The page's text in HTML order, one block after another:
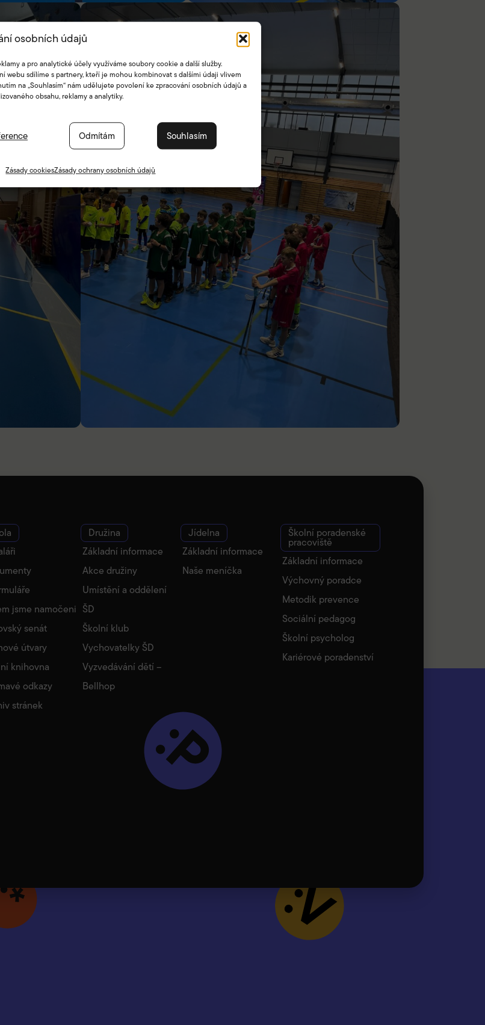
osobních údajů
a pro analytické účely využíváme soubory cookie a další služby.
webu sdílíme s partnery, kteří je mohou kombinovat s dalšími údaji vlivem
na „Souhlasím“ nám udělujete povolení ke zpracování osobních údajů a
obsahu, reklamy a analytiky.
Souhlasím
Odmítám
Zásady cookiesZásady ochrany osobních údajů
jsme namočeni
senát
útvary
knihovna
odkazy
stránek
Družina
Základní informace
Akce družiny
Umístění a oddělení
ŠD
Školní klub
Vychovatelky ŠD
Vyzvedávání dětí –
Bellhop
Jídelna
Základní informace
Naše meníčka
Školní poradenské
pracoviště
Základní informace
Výchovný poradce
Metodik prevence
Sociální pedagog
Školní psycholog
Kariérové poradenství